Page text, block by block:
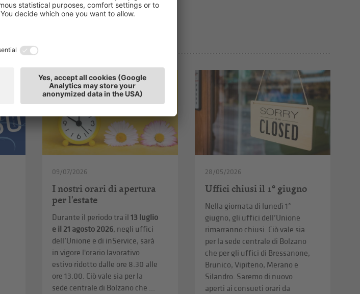
09/07/2026
I nostri orari di apertura
per l'estate
Durante il periodo tra il13 luglio
e il 21 agosto 2026, negli uffici
dell’Unione e di inService, sarà
in vigore l'orario lavorativo
estivo ridotto dalle ore 8.30 alle
ore 13.00. Ciò vale sia per la
sede centrale di Bolzano che ...
28/05/2026
Uffici chiusi il 1° giugno
Nella giornata di lunedì 1°
giugno, gli uffici dell’Unione
rimarranno chiusi. Ciò vale sia
per la sede centrale di Bolzano
che per gli uffici di Bressanone,
Brunico, Vipiteno, Merano e
Silandro. Saremo di nuovo
aperti ai consueti orari da